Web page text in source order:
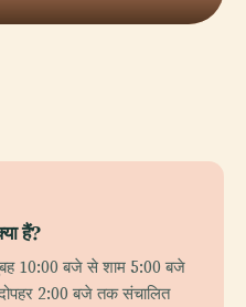
हैं?
10:00 बजे से शाम 5:00 बजे
2:00 बजे तक संचालित